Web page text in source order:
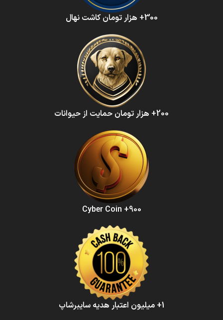
300+ هزار تومان کاشت نهال
200+ هزار تومان حمایت از حیوانات
900+ Cyber Coin
1+ میلیون اعتبار هدیه سایبرشاپ